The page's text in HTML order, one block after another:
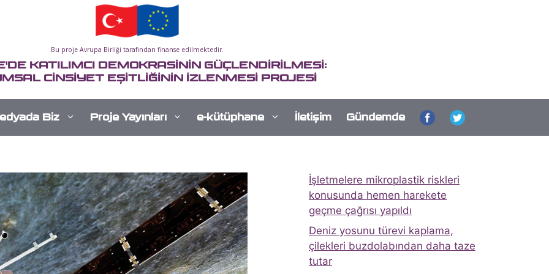
Bu proje Avrupa Birliği tarafından finanse edilmektedir.
KATILIMCI DEMOKRASİNİN GÜÇLENDİRİLMESİ:
CİNSİYET EŞİTLİĞİNİN İZLENMESİ PROJESİ
Biz Proje Yayınları e-kütüphane İletişim Gündemde
İşletmelere mikroplastik riskleri
konusunda hemen harekete
geçme çağrısı yapıldı
Deniz yosunu türevi kaplama,
çilekleri buzdolabından daha taze
tutar